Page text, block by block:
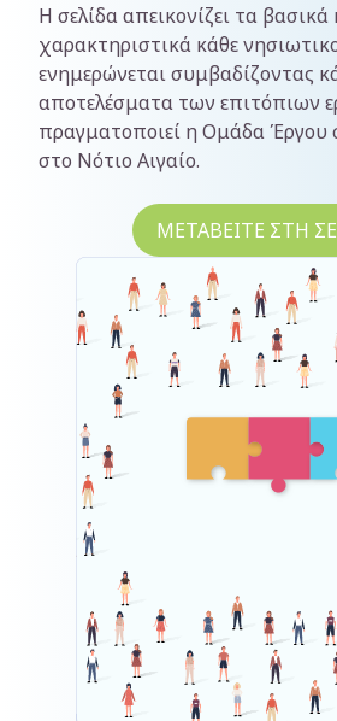
Η σελίδα απεικονίζει τα
χαρακτηριστικά κάθε
ενημερώνεται συμβαδίζοντας
αποτελέσματα των επιτόπιων
πραγματοποιεί η Ομάδα Έργου
στο Νότιο Αιγαίο.
ΜΕΤΑΒΕΙΤΕ ΣΤΗ